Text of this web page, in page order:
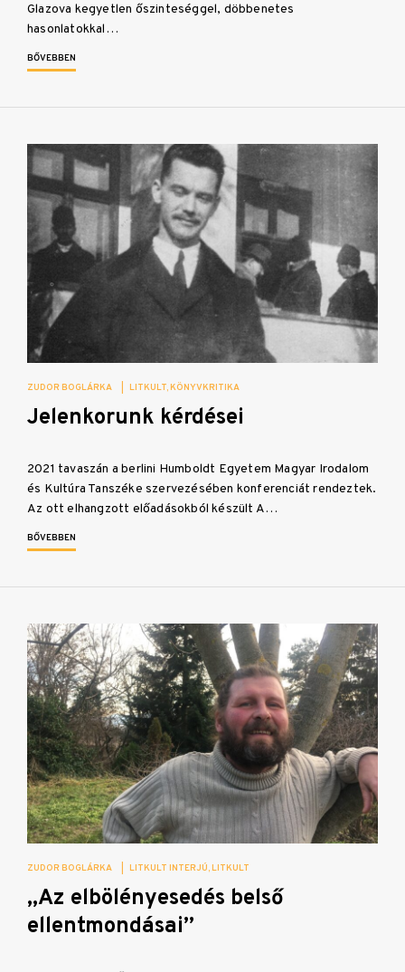
Glazova kegyetlen őszinteséggel, döbbenetes
hasonlatokkal…
BŐVEBBEN
ZUDOR BOGLÁRKA LITKULT KÖNYVKRITIKA
Jelenkorunk kérdései
2021 tavaszán a berlini Humboldt Egyetem Magyar Irodalom
és Kultúra Tanszéke szervezésében konferenciát rendeztek.
Az ott elhangzott előadásokból készült A…
BŐVEBBEN
ZUDOR BOGLÁRKA LITKULT INTERJÚ LITKULT
„Az elbölényesedés belső
ellentmondásai”